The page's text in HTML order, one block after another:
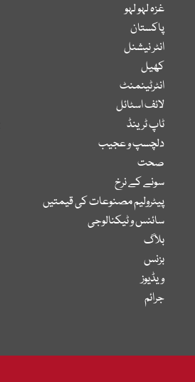
غزہ لہو لہو
پاکستان
انٹر نیشنل
کھیل
انٹرٹینمنٹ
لائف اسٹائل
ٹاپ ٹرینڈ
دلچسپ و عجیب
صحت
سونے کے نرخ
پیٹرولیم مصنوعات کی قیمتیں
سائنس و ٹیکنالوجی
بلاگ
بزنس
ویڈیوز
جرائم